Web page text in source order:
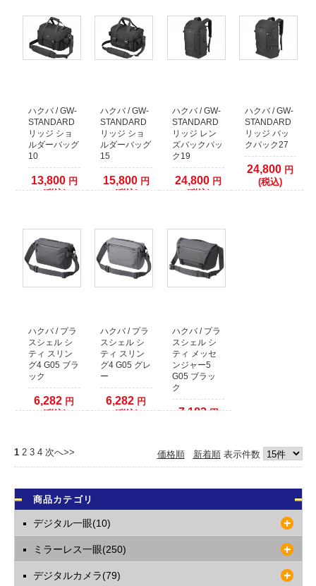
ハクバ / GW-
STANDARD
リッジ ショ
ルダーバッグ
10
13,800円
(税込)
ハクバ / GW-
STANDARD
リッジ ショ
ルダーバッグ
15
15,800円
(税込)
ハクバ / GW-
STANDARD
リッジ レン
ズバックパッ
ク19
24,800 円
(税込)
ハクバ / GW-
STANDARD
リッジ バッ
クパック27
24,800 円
(税込)
ハクバ / プラ
スシェル シ
ティ スリン
グ4 G05 ブラ
ック
6,282 円
(税込)
ハクバ / プラ
スシェル シ
ティ スリン
グ4 G05 グレ
ー
6,282 円
(税込)
ハクバ / プラ
スシェル シ
ティ メッセ
ンジャー5
G05 ブラッ
ク
7,182円
価格順 新着順表示件数
1 2 3 4 次へ>>
商品カテゴリ
デジタル一眼(10)
ミラーレス一眼(250)
デジタルカメラ(79)